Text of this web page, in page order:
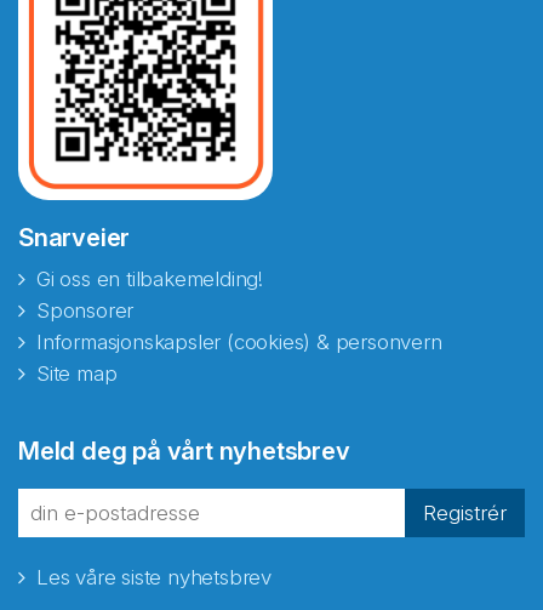
Snarveier
Gi oss en tilbakemelding!
Sponsorer
Informasjonskapsler (cookies) & personvern
Site map
Meld deg på vårt nyhetsbrev
Registrér
Les våre siste nyhetsbrev
fra Norecopa